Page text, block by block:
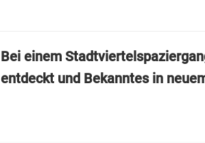
Bei einem
entdeckt und Bekanntes in